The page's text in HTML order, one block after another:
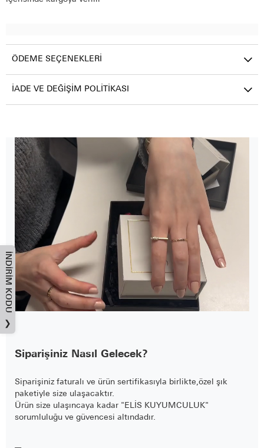
ÖDEME SEÇENEKLERI
İADE VE DEĞIŞIM POLITIKASI
Siparişiniz Nasıl Gelecek?
Siparişiniz faturalı ve ürün sertifikasıyla birlikte,özel şık
paketiyle size ulaşacaktır.
Ürün size ulaşıncaya kadar "ELİS KUYUMCULUK"
sorumluluğu ve güvencesi altındadır.
İNDIRIM KODU
❯